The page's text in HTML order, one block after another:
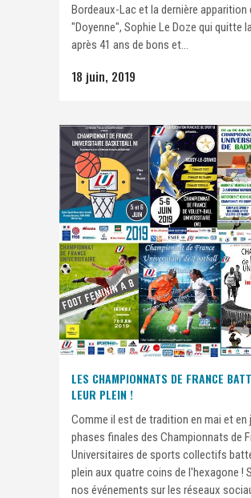
Bordeaux-Lac et la dernière apparition
"Doyenne", Sophie Le Doze qui quitte
après 41 ans de bons et...
18 juin, 2019
LES CHAMPIONNATS DE FRANCE
LEUR PLEIN !
Comme il est de tradition en mai et en
phases finales des Championnats de
Universitaires de sports collectifs
plein aux quatre coins de l'hexagone !
nos événements sur les réseaux